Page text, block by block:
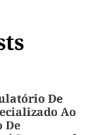
De
Ao
De